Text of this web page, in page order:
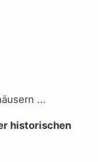
historischen